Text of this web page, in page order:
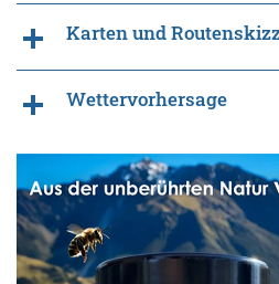
Karten und
Wettervorhersage